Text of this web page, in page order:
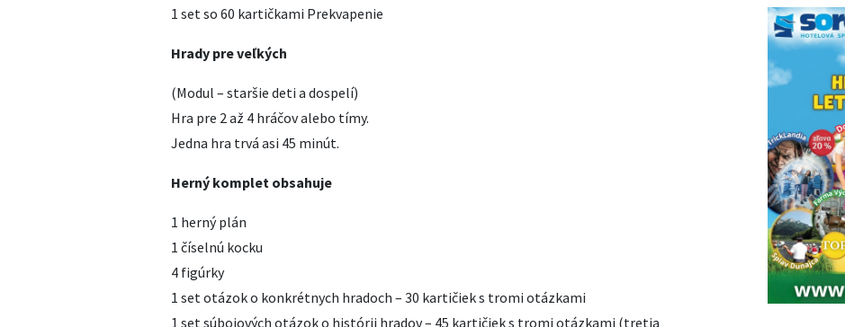
1 set so 60 kartičkami Prekvapenie
Hrady pre veľkých
(Modul – staršie deti a dospelí)
Hra pre 2 až 4 hráčov alebo tímy.
Jedna hra trvá asi 45 minút.
Herný komplet obsahuje
1 herný plán
1 číselnú kocku
4 figúrky
1 set otázok o konkrétnych hradoch – 30 kartičiek s tromi otázkami
1 set súbojových otázok o histórii hradov – 45 kartičiek s tromi otázkami (tretia